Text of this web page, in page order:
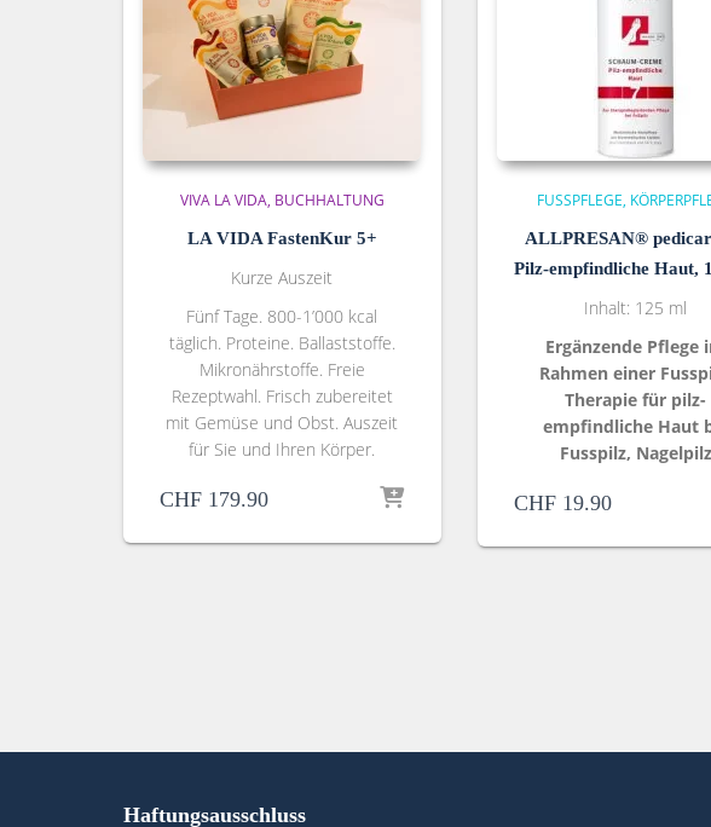
VIVA LA VIDA BUCHHALTUNG
LA VIDA FastenKur 5+
Kurze Auszeit
Fünf Tage. 800-1’000 kcal
täglich. Proteine. Ballaststoffe.
Mikronährstoffe. Freie
Rezeptwahl. Frisch zubereitet
mit Gemüse und Obst. Auszeit
für Sie und Ihren Körper.
CHF 179.90
FUSSPFLEGE
ALLPRESAN®
Pilz-empfindliche Haut,
Inhalt: 125 ml
Ergänzende Pflege
Rahmen einer
Therapie für pilz-
empfindliche Haut
Fusspilz, Nagelpilz
CHF19.90
Haftungsausschluss